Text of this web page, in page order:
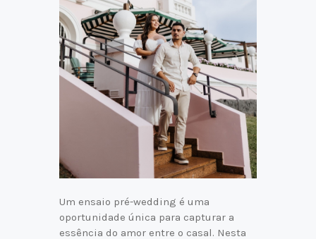
Um ensaio pré-wedding é uma
oportunidade única para capturar a
essência do amor entre o casal. Nesta